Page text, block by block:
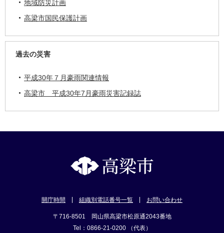
地域防災計画
高梁市国民保護計画
過去の災害
平成30年７月豪雨関連情報
高梁市 平成30年7月豪雨災害記録誌
開庁時間 組織別電話番号一覧 お問い合わせ
〒716-8501 岡山県高梁市松原通2043番地
Tel：0866-21-0200 （代表）